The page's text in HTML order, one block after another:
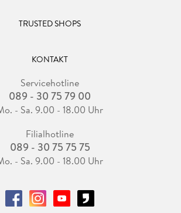
TRUSTED SHOPS
KONTAKT
Servicehotline
089 - 30 75 79 00
- Sa. 9.00 - 18.00 Uhr
Filialhotline
089 - 30 75 75 75
- Sa. 9.00 - 18.00 Uhr